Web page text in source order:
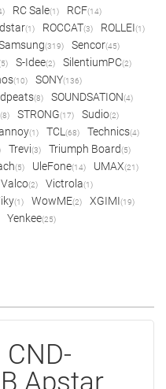
RC Sale(1) RCF(14)
(1) ROCCAT(3) ROLLEI(1)
(319) Sencor(45)
S-Idee(2) SilentiumPC(2)
(10) SONY(136)
(8) SOUNDSATION(4)
(8) STRONG(17) Sudio(2)
(1) TCL (68) Technics(4)
Trevi(3) Triumph Board(5)
(5) UleFone(14) UMAX(21)
Valco(2) Victrola(1)
(1) WowME(2) XGIMI(19)
Yenkee(25)
Apstar